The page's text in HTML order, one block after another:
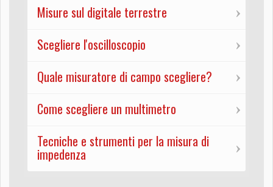
Misure sul digitale terrestre
Scegliere l'oscilloscopio
Quale misuratore di campo scegliere?
Come scegliere un multimetro
Tecniche e strumenti per la misura di
impedenza